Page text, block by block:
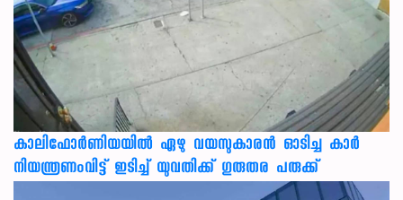
കാലിഫോര്‍ണിയയില്‍ ഏഴു വയസുകാരന്‍ ഓടിച്ച കാര്‍
നിയന്ത്രണംവിട്ട് ഇടിച്ച് യുവതിക്ക് ഗുരുതര പരുക്ക്